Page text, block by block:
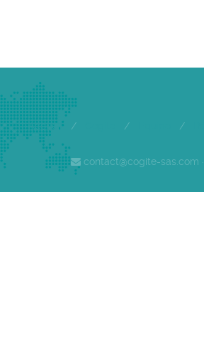
Accueil / / /
contact@cogite-sas.com ·